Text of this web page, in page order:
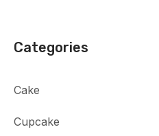
Categories
Cake
Cupcake